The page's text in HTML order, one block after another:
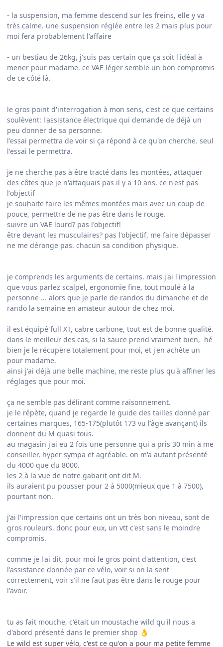
- la suspension, ma femme descend sur les freins, elle y va
très calme. une suspension réglée entre les 2 mais plus pour
moi fera probablement l'affaire
- un bestiau de 26kg, j'suis pas certain que ça soit l'idéal à
mener pour madame. ce VAE léger semble un bon compromis
de ce côté là.
le gros point d'interrogation à mon sens, c'est ce que certains
soulèvent: l'assistance électrique qui demande de déjà un
peu donner de sa personne.
l'essai permettra de voir si ça répond à ce qu'on cherche. seul
l'essai le permettra.
je ne cherche pas à être tracté dans les montées, attaquer
des côtes que je n'attaquais pas il y a 10 ans, ce n'est pas
l'objectif
je souhaite faire les mêmes montées mais avec un coup de
pouce, permettre de ne pas être dans le rouge.
suivre un VAE lourd? pas l'objectif!
être devant les musculaires? pas l'objectif, me faire dépasser
ne me dérange pas. chacun sa condition physique.
je comprends les arguments de certains. mais j'ai l'impression
que vous parlez scalpel, ergonomie fine, tout moulé à la
personne ... alors que je parle de randos du dimanche et de
rando la semaine en amateur autour de chez moi.
il est équipé full XT, cabre carbone, tout est de bonne qualité.
dans le meilleur des cas, si la sauce prend vraiment bien, hé
bien je le récupère totalement pour moi, et j'en achète un
pour madame.
ainsi j'ai déjà une belle machine, me reste plus qu'à affiner les
réglages que pour moi.
ça ne semble pas délirant comme raisonnement.
je le répète, quand je regarde le guide des tailles donné par
certaines marques, 165-175(plutôt 173 vu l'âge avançant) ils
donnent du M quasi tous.
au magasin j'ai eu 2 fois une personne qui a pris 30 min à me
conseiller, hyper sympa et agréable. on m'a autant présenté
du 4000 que du 8000.
les 2 à la vue de notre gabarit ont dit M.
ils auraient pu pousser pour 2 à 5000(mieux que 1 à 7500),
pourtant non.
j'ai l'impression que certains ont un très bon niveau, sont de
gros rouleurs, donc pour eux, un vtt c'est sans le moindre
compromis.
comme je l'ai dit, pour moi le gros point d'attention, c'est
l'assistance donnée par ce vélo, voir si on la sent
correctement, voir s'il ne faut pas être dans le rouge pour
l'avoir.
tu as fait mouche, c'était un moustache wild qu'il nous a
d'abord présenté dans le premier shop 👌
Le wild est super vélo, c'est ce qu'on a pour ma petite femme